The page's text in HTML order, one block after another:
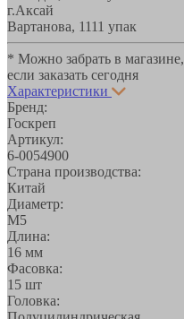
г.Аксай
Вартанова, 1111 упак
* Можно забрать в магазине,
если заказать сегодня
Характеристики
Бренд:
Госкреп
Артикул:
6-0054900
Страна производства:
Китай
Диаметр:
М5
Длина:
16 мм
Фасовка:
15 шт
Головка: